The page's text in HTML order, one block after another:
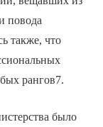
повода
также, что
рангов7.
было